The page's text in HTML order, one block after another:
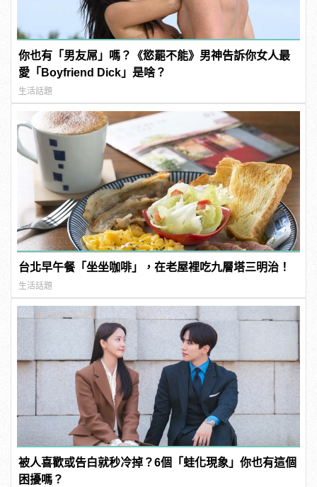
你也有「男友屌」嗎？《慾罷不能》男神告訴你女人最
愛「Boyfriend Dick」是啥？
生活話題
台北早午餐「坐坐咖啡」，在老屋裡吃九層塔三明治！
生活話題
被人喜歡或告白就秒冷掉？6個「蛙化現象」你也有這個
困擾嗎？